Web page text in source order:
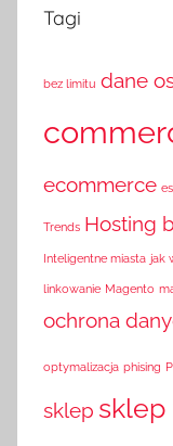
Tagi
bez limitu dane
ecommerce
Trends Hosting
Inteligentne miasta jak
linkowanie Magento
ochrona
optymalizacja phising
sklep